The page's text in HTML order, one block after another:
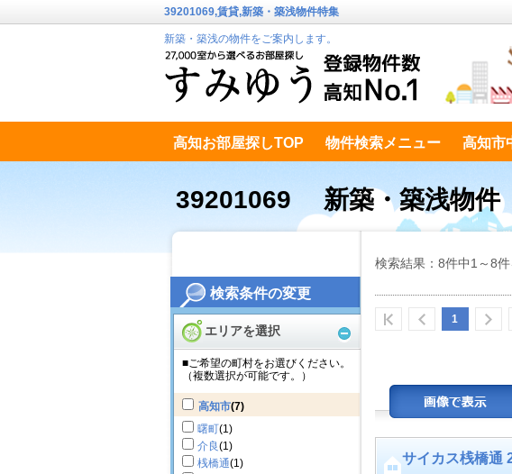
検索条件の変更
エリアを選択
■ご希望の町村をお選びください。
（複数選択が可能です。）
高知市(7)
曙町(1)
介良(1)
桟橋通(1)
39201069,賃貸,新築・築浅物件特集
新築・築浅の物件をご案内します。
高知お部屋探しTOP 物件検索メニュー 高知市
テキストデータ
39201069 新築・築浅物件
検索結果：8件中1～8
1
サイカス桟橋通